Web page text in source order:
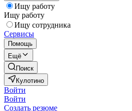
Ищу работу
Ищу работу
Ищу сотрудника
Сервисы
Помощь
Ещё
Поиск
Кулотино
Войти
Войти
Создать резюме